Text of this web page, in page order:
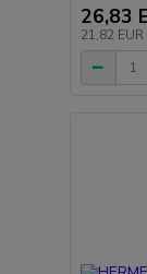
26,83
21,82 EUR